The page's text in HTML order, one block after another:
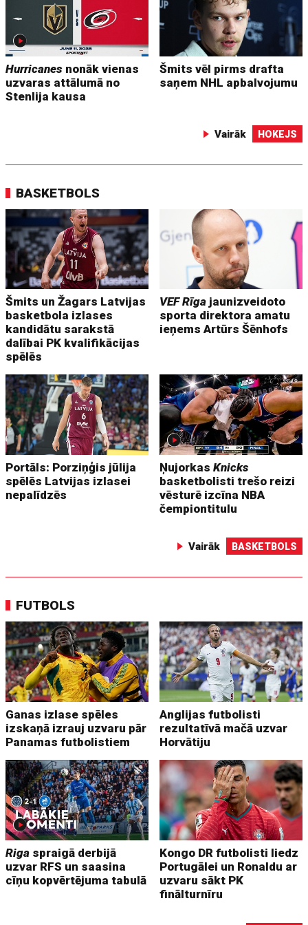
Hurricanes nonāk vienas
uzvaras attālumā no
Stenlija kausa
Šmits vēl pirms drafta
saņem NHL apbalvojumu
Vairāk HOKEJS
BASKETBOLS
Šmits un Žagars Latvijas
basketbola izlases
kandidātu sarakstā
dalībai PK kvalifikācijas
spēlēs
VEF Rīga jaunizveidoto
sporta direktora amatu
ieņems Artūrs Šēnhofs
Portāls: Porziņģis jūlija
spēlēs Latvijas izlasei
nepalīdzēs
ŅujorkasKnicks
basketbolisti trešo reizi
vēsturē izcīna NBA
čempiontitulu
Vairāk BASKETBOLS
FUTBOLS
Ganas izlase spēles
izskaņā izrauj uzvaru pār
Panamas futbolistiem
Anglijas futbolisti
rezultatīvā mačā uzvar
Horvātiju
Riga spraigā derbijā
uzvar RFS un saasina
cīņu kopvērtējuma tabulā
Kongo DR futbolisti liedz
Portugālei un Ronaldu ar
uzvaru sākt PK
finālturnīru